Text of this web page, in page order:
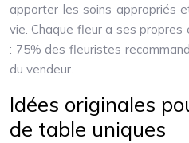
apporter les soins appropriés
vie. Chaque fleur a ses
: 75% des fleuristes
du vendeur.
Idées originales
de table uniques